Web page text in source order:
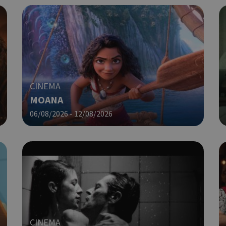
CINEMA
MOANA
06/08/2026 - 12/08/2026
CINEMA
guide.com
PHP.net
cyprus.wiz-
guide.com
συνεδρία
Cookie που δημιουργείται από
βασίζονται στη γλώσσα PHP.
αναγνωριστικό γενικού σκοπού
χρησιμοποιείται για τη
περιόδου λειτουργίας χρήστη.
ένας τυχαίος αριθμός που
τρόπος με τον οποίο μπορεί να
συγκεκριμένος για τον ιστότοπο,
παράδειγμα είναι η διατήρηση
σύνδεσης για έναν χρήστη
Google LLC
guide.com
Χρησιμοποιήθηκε για σύνδεση
cyprus.wiz-
guide.com
1 μέρα
Χρησιμοποιείται για σκοπούς
εμφανίζει μόνο μια φορά την
διάφορες διαφημιστικές
take over banner και τα push up
banners.
guide.com
10 χρόνια
Χρησιμοποιείται για σκοπούς
εμφανίζει μόνο μια φορά την
Google Privacy Policy